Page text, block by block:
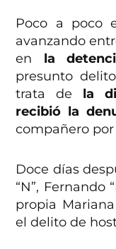
Poco a poco
avanzando
en la
presunto
trata de la
recibió la
compañero
Doce días
“N”, Fernando
propia
el delito de